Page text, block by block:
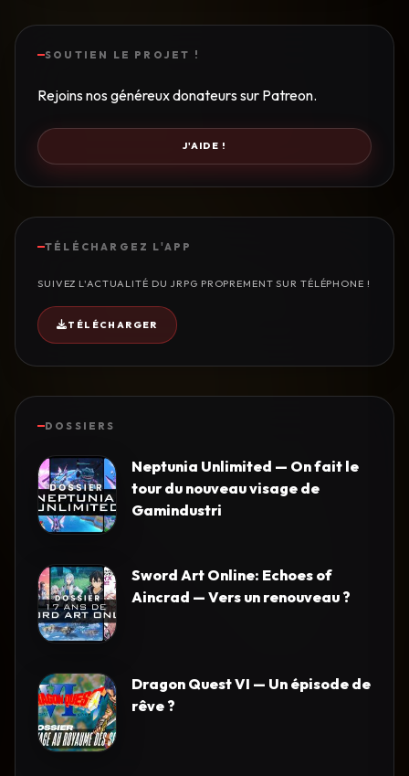
SOUTIEN LE PROJET !
Rejoins nos généreux donateurs sur Patreon.
J'AIDE !
TÉLÉCHARGEZ L'APP
SUIVEZ L'ACTUALITÉ DU JRPG PROPREMENT SUR TÉLÉPHONE !
TÉLÉCHARGER
DOSSIERS
Neptunia Unlimited — On fait le
tour du nouveau visage de
Gamindustri
Sword Art Online: Echoes of
Aincrad — Vers un renouveau ?
Dragon Quest VI — Un épisode de
rêve ?